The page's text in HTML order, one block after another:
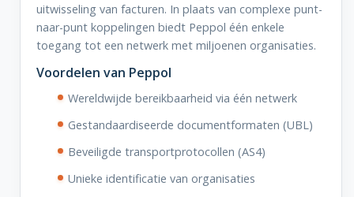
uitwisseling van facturen. In plaats van complexe punt-
naar-punt koppelingen biedt Peppol één enkele
toegang tot een netwerk met miljoenen organisaties.
Voordelen van Peppol
Wereldwijde bereikbaarheid via één netwerk
Gestandaardiseerde documentformaten (UBL)
Beveiligde transportprotocollen (AS4)
Unieke identificatie van organisaties